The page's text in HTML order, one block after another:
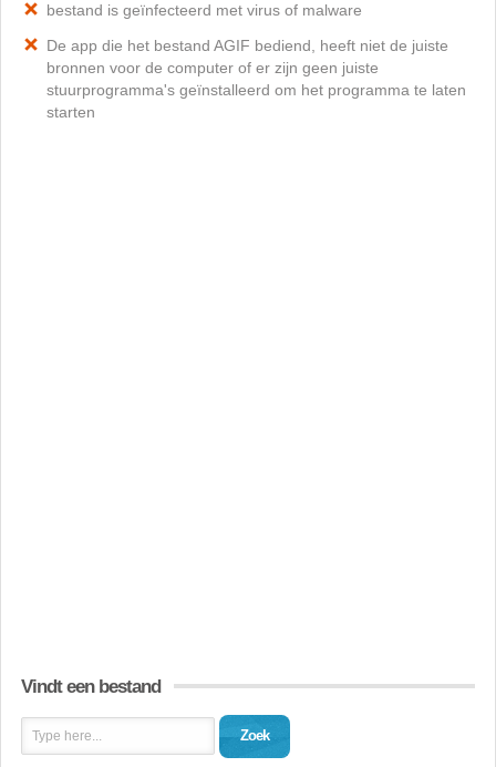
bestand is geïnfecteerd met virus of malware
De app die het bestand AGIF bediend, heeft niet de juiste
bronnen voor de computer of er zijn geen juiste
stuurprogramma's geïnstalleerd om het programma te laten
starten
Vindt een bestand
Zoek